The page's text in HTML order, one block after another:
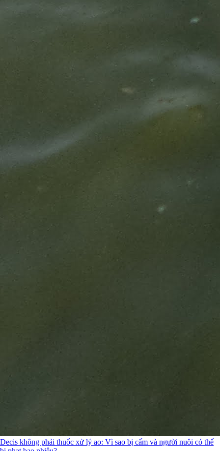
Decis không phải thuốc xử lý ao: Vì sao bị cấm và người nuôi có thể